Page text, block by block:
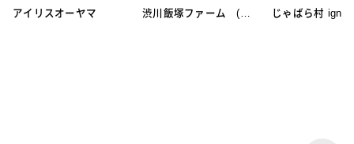
アイリスオーヤマ
渋川飯塚ファーム (ア
じゃばら村